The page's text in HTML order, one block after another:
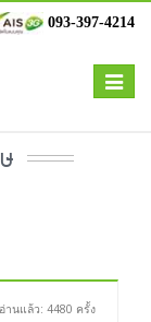
093-397-4214
Toggle
อ่านแล้ว: 4480 ครั้ง